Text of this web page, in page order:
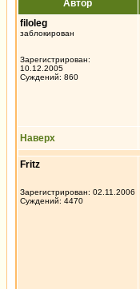
Автор
filoleg
заблокирован
Зарегистрирован:
10.12.2005
Суждений: 860
Наверх
Fritz
Зарегистрирован: 02.11.2006
Суждений: 4470